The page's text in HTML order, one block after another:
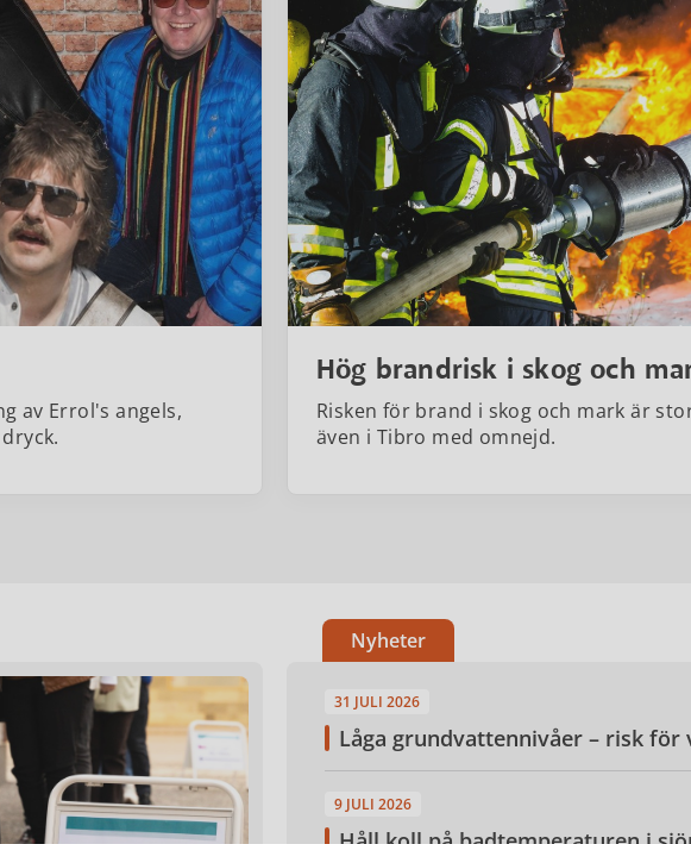
av Errol's angels,
Hög brandrisk i skog och
Risken för brand i skog och mark är
även i Tibro med omnejd.
Nyheter
31 JULI 2026
Låga grundvattennivåer – risk
9 JULI 2026